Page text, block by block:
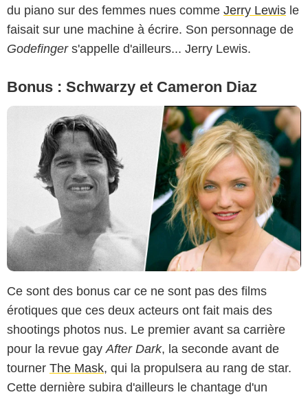
du piano sur des femmes nues comme Jerry Lewis le
faisait sur une machine à écrire. Son personnage de
Godefingers'appelle d'ailleurs... Jerry Lewis.
Bonus : Schwarzy et Cameron Diaz
Ce sont des bonus car ce ne sont pas des films
érotiques que ces deux acteurs ont fait mais des
shootings photos nus. Le premier avant sa carrière
pour la revue gayAfter Dark, la seconde avant de
tourner The Mask, qui la propulsera au rang de star.
Cette dernière subira d'ailleurs le chantage d'un